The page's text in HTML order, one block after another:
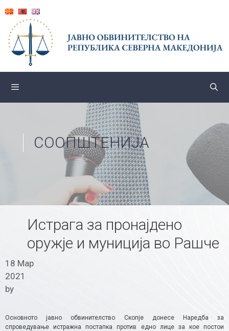
content
СООПШТЕНИЈА
Истрага за пронајдено
оружје и муниција во Рашче
18 Мар
2021
by
Основното јавно обвинителство Скопје донесе Наредба за
спроведување истражна постапка против едно лице за кое постои